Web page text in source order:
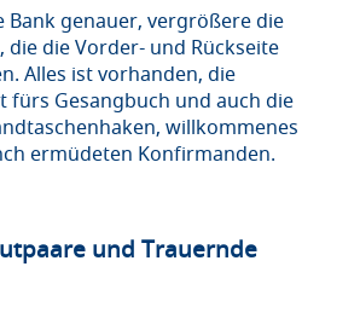
Bank genauer, vergrößere die
die Vorder- und Rückseite
Alles ist vorhanden, die
fürs Gesangbuch und auch die
willkommenes
ermüdeten Konfirmanden.
und Trauernde